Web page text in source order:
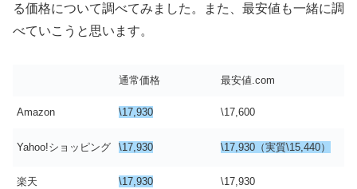
る価格について調べてみました。また、最安値も一緒に調
べていこうと思います。
通常価格 最安値.com
Amazon \17,930 \17,600
Yahoo!ショッピング \17,930 \17,930（実質\15,440）
楽天 \17,930 \17,930